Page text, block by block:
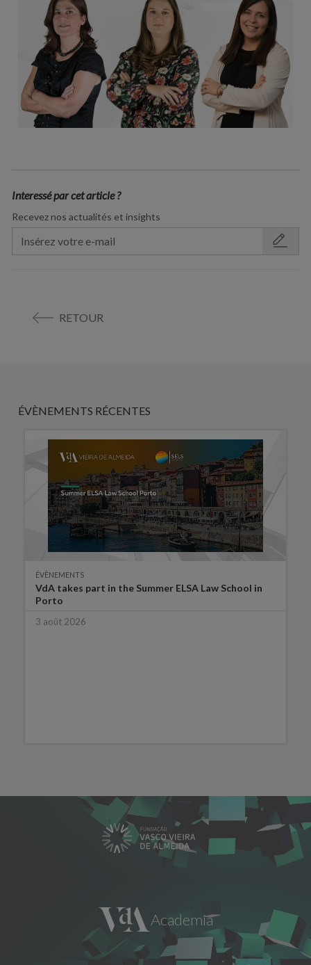
Interessé par cet article ?
Recevez nos actualités et insights
RETOUR
ÉVÈNEMENTS RÉCENTES
ÉVÈNEMENTS
VdA takes part in the Summer ELSA Law School in
Porto
3 août 2026